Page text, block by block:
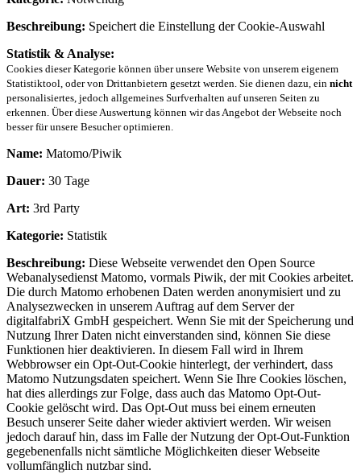
Beschreibung: Speichert die Einstellung der Cookie-Auswahl
Statistik & Analyse:
Cookies dieser Kategorie können über unsere Website von unserem eigenem
Statistiktool, oder von Drittanbietern gesetzt werden. Sie dienen dazu, ein nicht
personalisiertes, jedoch allgemeines Surfverhalten auf unseren Seiten zu
erkennen. Über diese Auswertung können wir das Angebot der Webseite noch
besser für unsere Besucher optimieren.
Name: Matomo/Piwik
Dauer: 30 Tage
Art: 3rd Party
Kategorie: Statistik
Beschreibung: Diese Webseite verwendet den Open Source
Webanalysedienst Matomo, vormals Piwik, der mit Cookies arbeitet.
Die durch Matomo erhobenen Daten werden anonymisiert und zu
Analysezwecken in unserem Auftrag auf dem Server der
digitalfabriX GmbH gespeichert. Wenn Sie mit der Speicherung und
Nutzung Ihrer Daten nicht einverstanden sind, können Sie diese
Funktionen hier deaktivieren. In diesem Fall wird in Ihrem
Webbrowser ein Opt-Out-Cookie hinterlegt, der verhindert, dass
Matomo Nutzungsdaten speichert. Wenn Sie Ihre Cookies löschen,
hat dies allerdings zur Folge, dass auch das Matomo Opt-Out-
Cookie gelöscht wird. Das Opt-Out muss bei einem erneuten
Besuch unserer Seite daher wieder aktiviert werden. Wir weisen
jedoch darauf hin, dass im Falle der Nutzung der Opt-Out-Funktion
gegebenenfalls nicht sämtliche Möglichkeiten dieser Webseite
vollumfänglich nutzbar sind.